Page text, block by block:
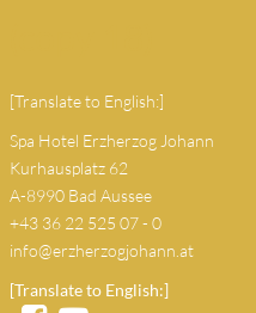
[Translate to English:]
Spa Hotel Erzherzog Johann
Kurhausplatz 62
A-8990 Bad Aussee
+43 36 22 525 07 - 0
info@erzherzogjohann.at
[Translate to English:]